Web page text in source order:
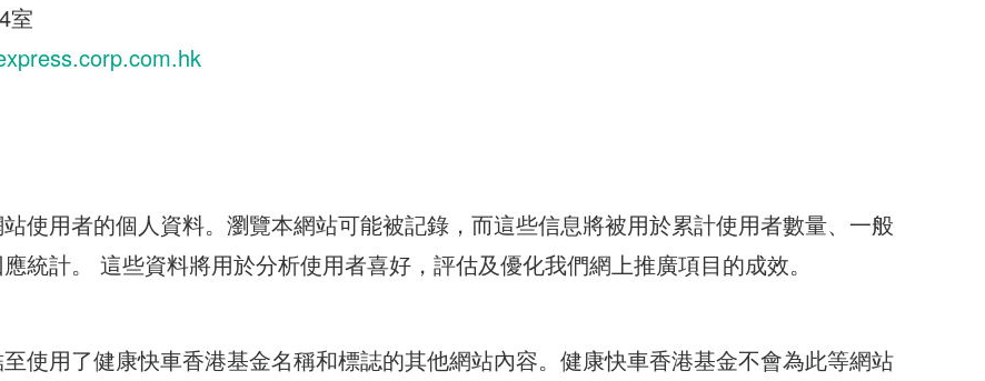
室
使用者的個人資料。瀏覽本網站可能被記錄，而這些信息將被用於累計使用者數量、一般
統計。 這些資料將用於分析使用者喜好，評估及優化我們網上推廣項目的成效。
使用了健康快車香港基金名稱和標誌的其他網站內容。健康快車香港基金不會為此等網站